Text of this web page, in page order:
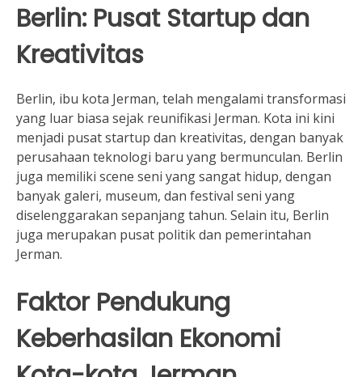
Berlin: Pusat Startup dan
Kreativitas
Berlin, ibu kota Jerman, telah mengalami transformasi
yang luar biasa sejak reunifikasi Jerman. Kota ini kini
menjadi pusat startup dan kreativitas, dengan banyak
perusahaan teknologi baru yang bermunculan. Berlin
juga memiliki scene seni yang sangat hidup, dengan
banyak galeri, museum, dan festival seni yang
diselenggarakan sepanjang tahun. Selain itu, Berlin
juga merupakan pusat politik dan pemerintahan
Jerman.
Faktor Pendukung
Keberhasilan Ekonomi